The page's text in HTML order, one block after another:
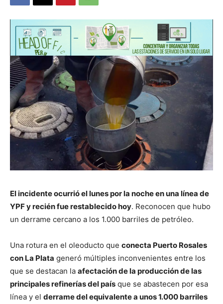
El incidente ocurrió el lunes por la noche en una línea de
YPF y recién fue restablecido hoy. Reconocen que hubo
un derrame cercano a los 1.000 barriles de petróleo.
Una rotura en el oleoducto que conecta Puerto Rosales
con La Plata generó múltiples inconvenientes entre los
que se destacan la afectación de la producción de las
principales refinerías del país que se abastecen por esa
línea y el derrame del equivalente a unos 1.000 barriles